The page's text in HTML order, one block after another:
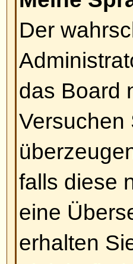
zulässigen
aufgelistet (die
können an
Nach oben
Wie editiere
Sofern Sie
Beiträge
Beitrag
Beitrages